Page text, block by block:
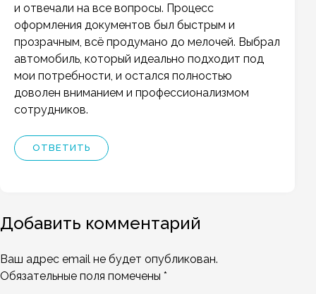
и отвечали на все вопросы. Процесс
оформления документов был быстрым и
прозрачным, всё продумано до мелочей. Выбрал
автомобиль, который идеально подходит под
мои потребности, и остался полностью
доволен вниманием и профессионализмом
сотрудников.
ОТВЕТИТЬ
Добавить комментарий
Ваш адрес email не будет опубликован.
Обязательные поля помечены *